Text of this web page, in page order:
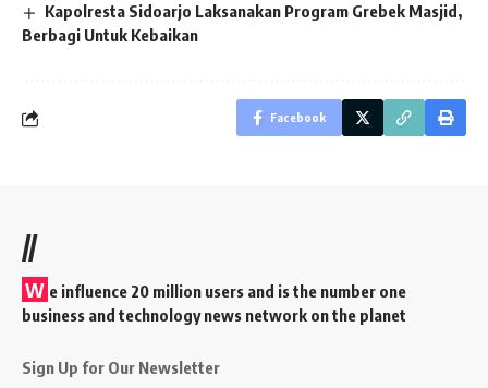
Kapolresta Sidoarjo Laksanakan Program Grebek Masjid,
Berbagi Untuk Kebaikan
Facebook
//
W e influence 20 million users and is the number one
business and technology news network on the planet
Sign Up for Our Newsletter